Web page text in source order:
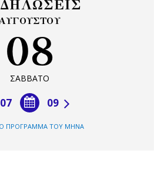
08
ΣΑΒΒΑΤΟ
09
07
ΠΡΟΓΡΑΜΜΑ ΤΟΥ ΜΗΝΑ